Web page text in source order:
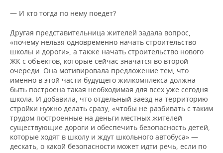
— И кто тогда по нему поедет?
Другая представительница жителей задала вопрос,
«почему нельзя одновременно начать строительство
школы и дороги», а также начать строительство нового
ЖК с объектов, которые сейчас значатся во второй
очереди. Она мотивировала предложение тем, что
именно в этой части будущего жилкомплекса должна
быть построена такая необходимая для всех уже сегодня
школа. И добавила, что отдельный заезд на территорию
стройки нужно делать сразу, «чтобы не разбивать с таким
трудом построенные на деньги местных жителей
существующие дороги и обеспечить безопасность детей,
которые ходят в школу и ждут школьного автобуса» —
дескать, о какой безопасности может идти речь, если по